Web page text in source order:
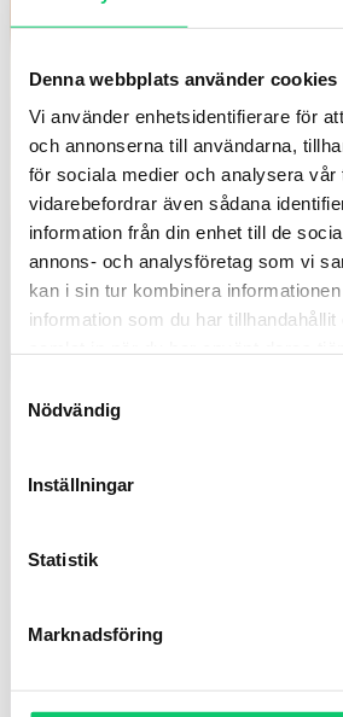
Denna webbplats använder cookies
Vi använder enhetsidentifierare för
och annonserna till användarna,
för sociala medier och analysera vår
vidarebefordrar även sådana
information från din enhet till de
annons- och analysföretag som vi
kan i sin tur kombinera
information som du har
Nödvändig
Inställningar
Statistik
Marknadsföring